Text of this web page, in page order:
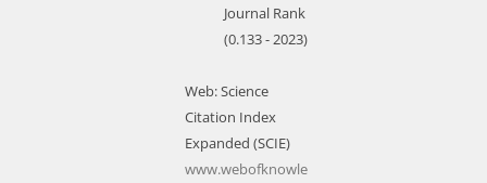
Journal Rank
(0.133 - 2023)
Web: Science
Citation Index
Expanded (SCIE)
www.webofknowle